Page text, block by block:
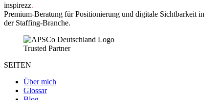
inspirezz.
Premium-Beratung für Positionierung und digitale Sichtbarkeit in
der Staffing-Branche.
Trusted Partner
SEITEN
Über mich
Glossar